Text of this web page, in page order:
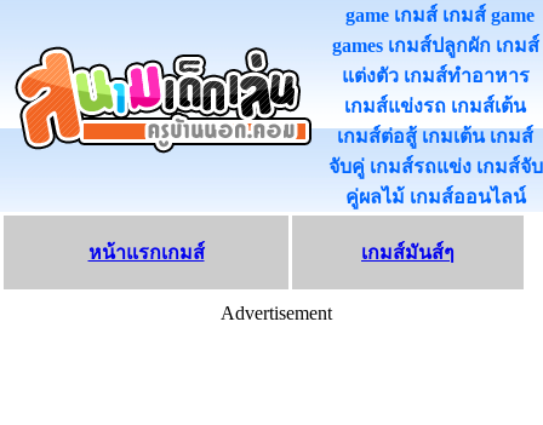
game เกมส์ เกมส์ game
games เกมส์ปลูกผัก เกมส์
แต่งตัว เกมส์ทําอาหาร
เกมส์แข่งรถ เกมส์เต้น
เกมส์ต่อสู้ เกมเต้น เกมส์
จับคู่ เกมส์รถแข่ง เกมส์จับ
คู่ผลไม้ เกมส์ออนไลน
หน้าแรกเกมส์ เกมส์มันส์ๆ
Advertisement